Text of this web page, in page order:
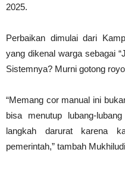
2025.
Perbaikan dimulai dari
yang dikenal warga sebagai
Sistemnya? Murni gotong
“Memang cor manual ini
bisa menutup lubang-
langkah darurat karena
pemerintah,” tambah